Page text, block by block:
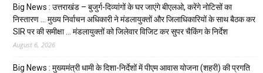
Big News : उत्तराखंड – बुजुर्ग-दिव्यांगों के घर जाएंगे बीएलओ, करेंगे नोटिसों का
निस्तारण … मुख्य निर्वाचन अधिकारी ने मंडलायुक्तों और जिलाधिकारियों के साथ बैठक कर
SIR पर की समीक्षा … मंडलायुक्तों को जिलेवार विजिट कर सुपर चैकिंग के निर्देश
August 6, 2026
Big News : मुख्यमंत्री धामी के दिशा-निर्देशों में पीएम आवास योजना (शहरी) की प्रगति